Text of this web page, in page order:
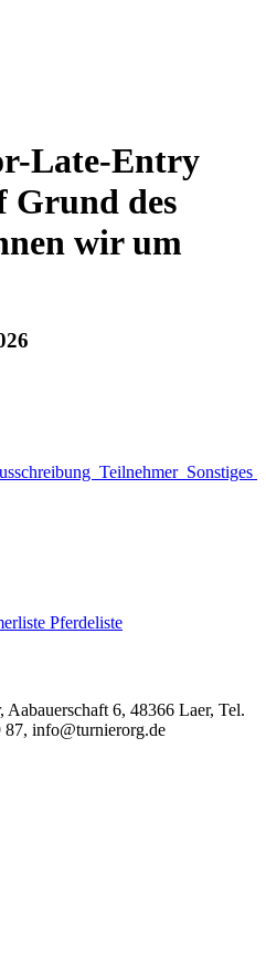
Late-Entry
Grund des
wir um
Teilnehmer Sonstiges
Pferdeliste
6, 48366 Laer, Tel.
info@turnierorg.de